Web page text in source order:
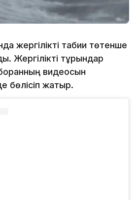
жергілікті табиғи төтенше
Жергілікті тұрғындар
видеосын
бөлісіп жатыр.